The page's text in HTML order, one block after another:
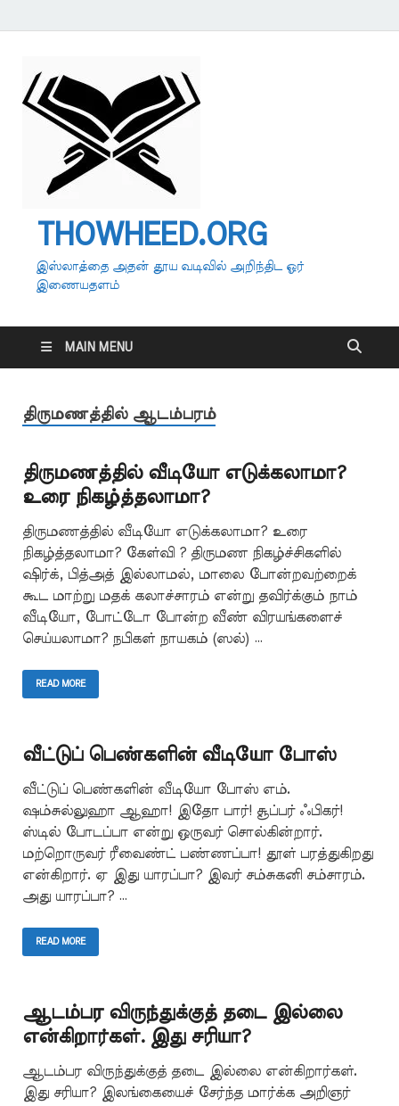
THOWHEED.ORG
இஸ்லாத்தை அதன் தூய வடிவில் அறிந்திட ஓர்
இணையதளம்
MAIN MENU
திருமணத்தில் ஆடம்பரம்
திருமணத்தில் வீடியோ எடுக்கலாமா?
உரை நிகழ்த்தலாமா?
திருமணத்தில் வீடியோ எடுக்கலாமா? உரை
நிகழ்த்தலாமா? கேள்வி ? திருமண நிகழ்ச்சிகளில்
ஷிர்க், பித்அத் இல்லாமல், மாலை போன்றவற்றைக்
கூட மாற்று மதக் கலாச்சாரம் என்று தவிர்க்கும் நாம்
வீடியோ, போட்டோ போன்ற வீண் விரயங்களைச்
செய்யலாமா? நபிகள் நாயகம் (ஸல்) …
READ MORE
வீட்டுப் பெண்களின் வீடியோ போஸ்
வீட்டுப் பெண்களின் வீடியோ போஸ் எம்.
ஷம்சுல்லுஹா ஆஹா! இதோ பார்! சூப்பர் ஃபிகர்!
ஸ்டில் போடப்பா என்று ஒருவர் சொல்கின்றார்.
மற்றொருவர் ரீவைண்ட் பண்ணப்பா! தூள் பரத்துகிறது
என்கிறார். ஏ இது யாரப்பா? இவர் சம்சுகனி சம்சாரம்.
அது யாரப்பா? …
READ MORE
ஆடம்பர விருந்துக்குத் தடை இல்லை
என்கிறார்கள். இது சரியா?
ஆடம்பர விருந்துக்குத் தடை இல்லை என்கிறார்கள்.
இது சரியா? இலங்கையைச் சேர்ந்த மார்க்க அறிஞர்